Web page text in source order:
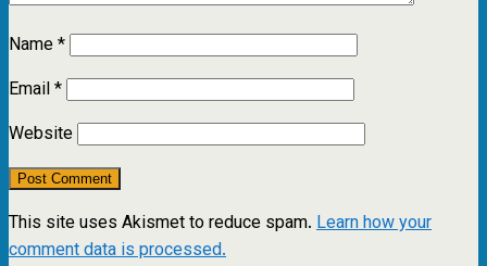
Name*
Email*
Website
This site uses Akismet to reduce spam. Learn how your
comment data is processed.